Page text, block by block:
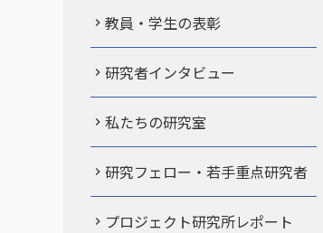
教員・学生の表彰
研究者インタビュー
私たちの研究室
研究フェロー・若手重点研究者
プロジェクト研究所レポート